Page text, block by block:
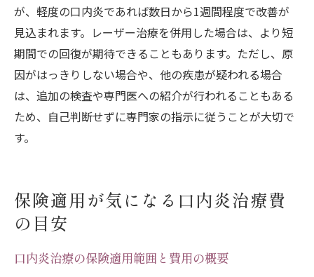
が、軽度の口内炎であれば数日から1週間程度で改善が
見込まれます。レーザー治療を併用した場合は、より短
期間での回復が期待できることもあります。ただし、原
因がはっきりしない場合や、他の疾患が疑われる場合
は、追加の検査や専門医への紹介が行われることもある
ため、自己判断せずに専門家の指示に従うことが大切で
す。
保険適用が気になる口内炎治療費
の目安
口内炎治療の保険適用範囲と費用の概要